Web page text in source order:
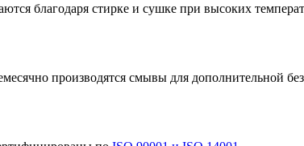
благодаря стирке и сушке при высоких
производятся смывы для дополнительной